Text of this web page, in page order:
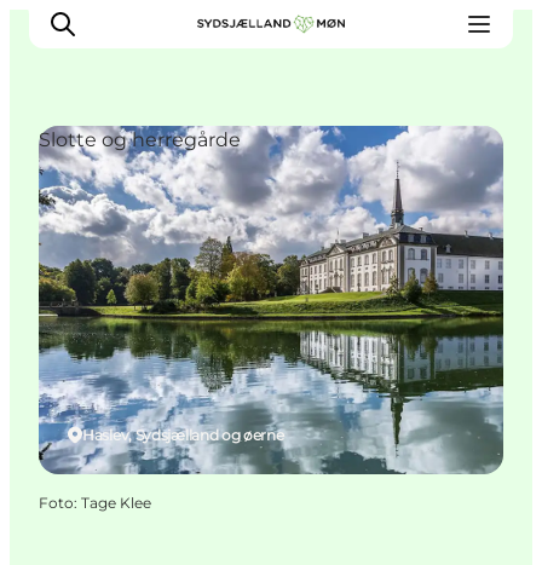
Oplev
Byer og steder
Events
Spis
Overnat
Planlæg din tur
Haslev, Sydsjælland og øerne
Slotte og herregårde
Foto: Tage Klee